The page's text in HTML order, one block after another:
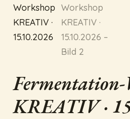
KREATIV ·
Deine
Deine Rezension